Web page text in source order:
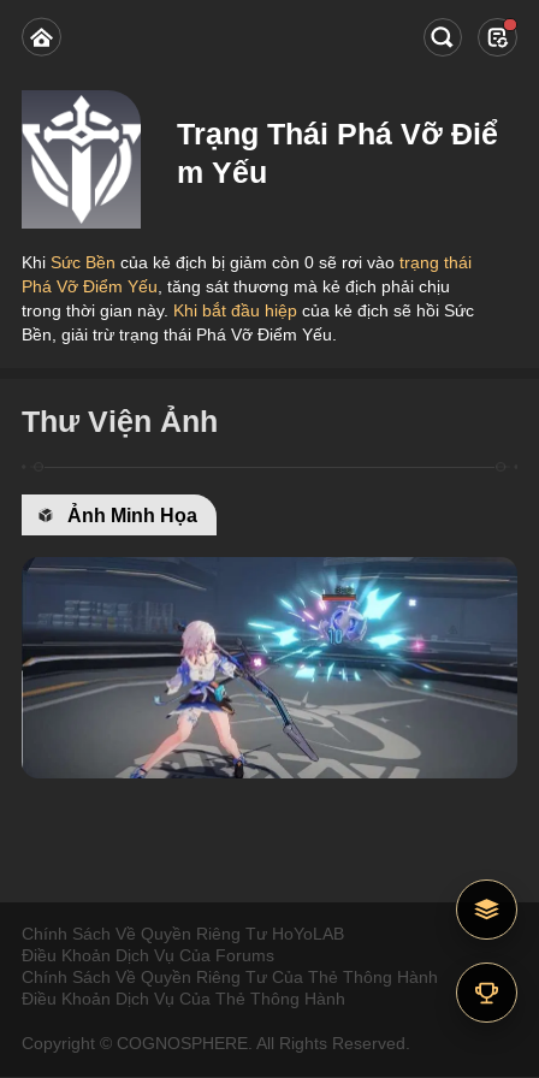
Trạng Thái Phá Vỡ Điể
m Yếu
Khi Sức Bền của kẻ địch bị giảm còn 0 sẽ rơi vào trạng thái
Phá Vỡ Điểm Yếu , tăng sát thương mà kẻ địch phải chịu
trong thời gian này. Khi bắt đầu hiệp của kẻ địch sẽ hồi Sức
Bền, giải trừ trạng thái Phá Vỡ Điểm Yếu.
Thư Viện Ảnh
Ảnh Minh Họa
Chính Sách Về Quyền Riêng Tư HoYoLAB
Điều Khoản Dịch Vụ Của Forums
Chính Sách Về Quyền Riêng Tư Của Thẻ Thông Hành
Điều Khoản Dịch Vụ Của Thẻ Thông Hành
Copyright © COGNOSPHERE. All Rights Reserved.